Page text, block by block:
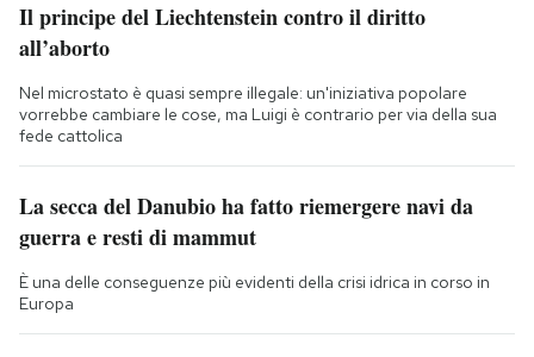
Il principe del Liechtenstein contro il diritto
all’aborto
Nel microstato è quasi sempre illegale: un'iniziativa popolare
vorrebbe cambiare le cose, ma Luigi è contrario per via della sua
fede cattolica
La secca del Danubio ha fatto riemergere navi da
guerra e resti di mammut
È una delle conseguenze più evidenti della crisi idrica in corso in
Europa